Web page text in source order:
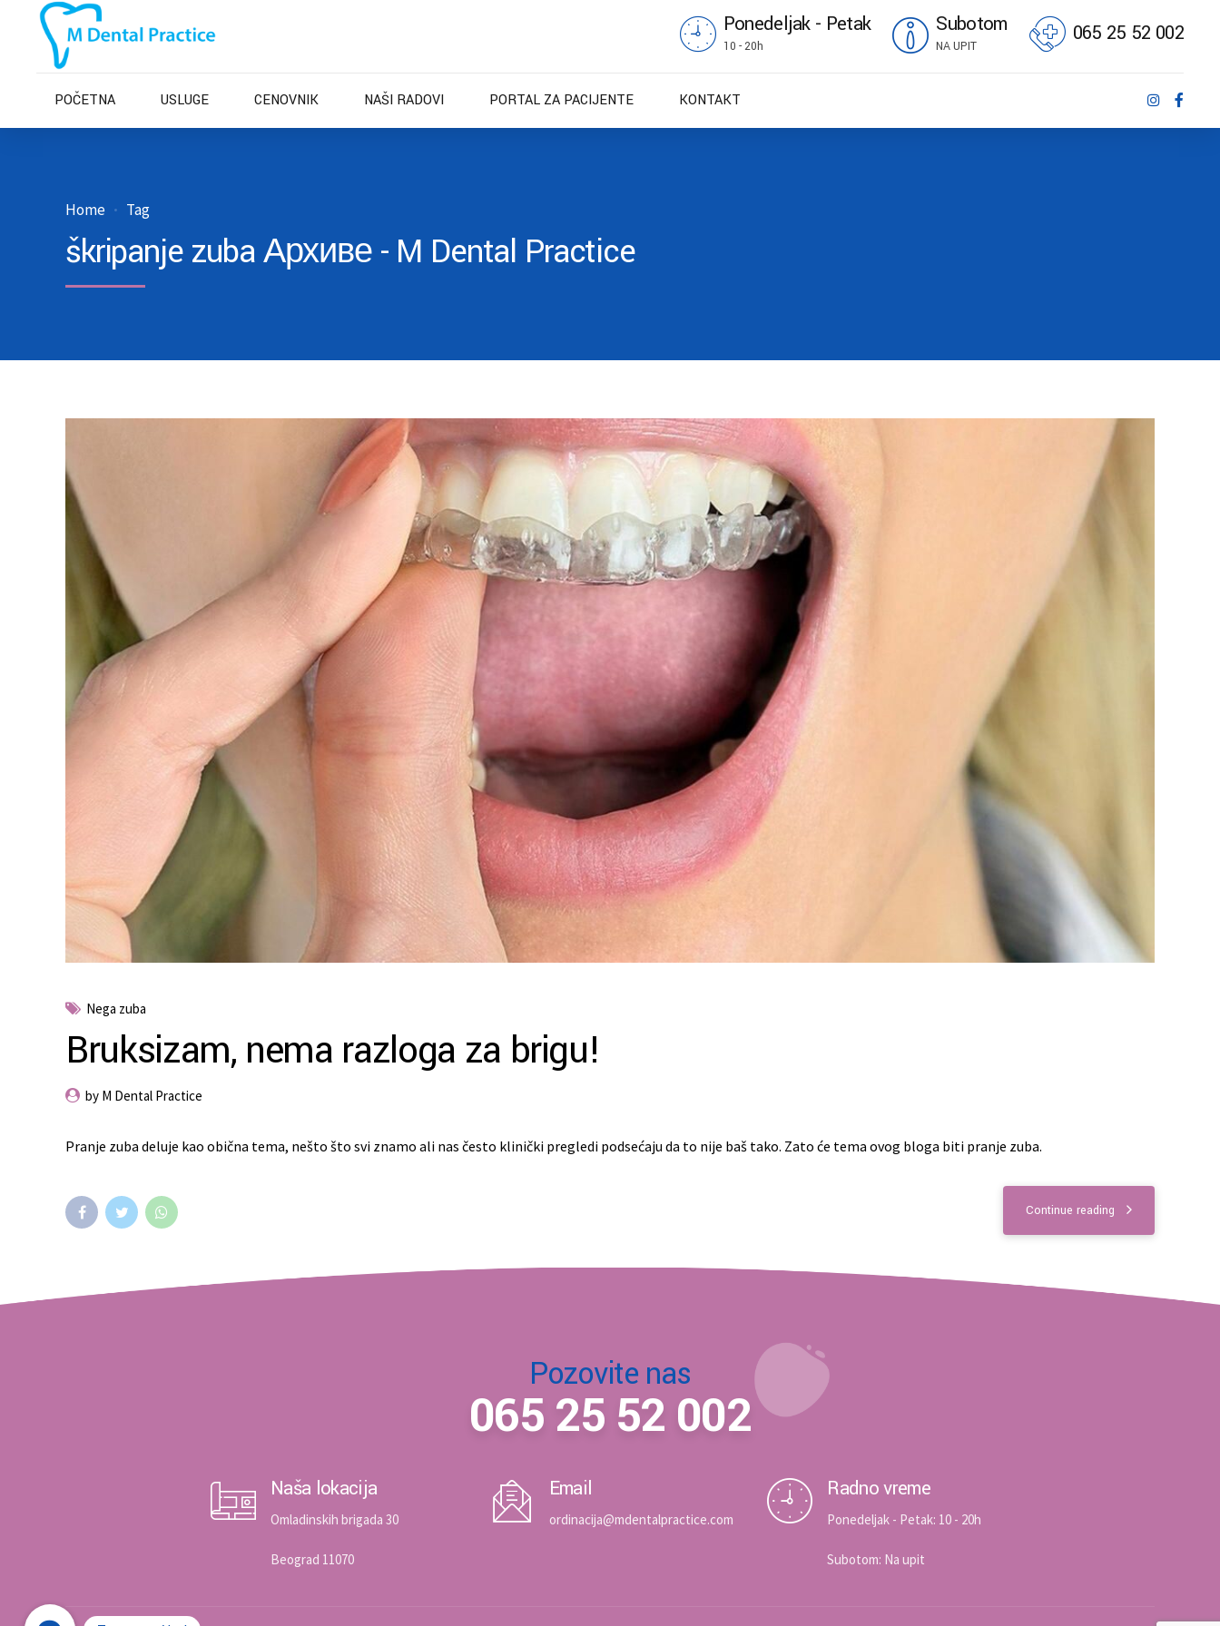
Ponedeljak - Petak
10 - 20h
Subotom
NA UPIT 065 25 52 002
POČETNA USLUGE CENOVNIK NAŠI RADOVI PORTAL ZA PACIJENTE KONTAKT
Home Tag
škripanje zuba Архиве - M Dental Practice
Nega zuba
Bruksizam, nema razloga za brigu!
by M Dental Practice
Pranje zuba deluje kao obična tema, nešto što svi znamo ali nas često klinički pregledi podsećaju da to nije baš tako. Zato će tema ovog bloga biti pranje zuba.
Continue reading
Pozovite nas
065 25 52 002
Naša lokacija
Omladinskih brigada 30
Beograd 11070
Email
ordinacija@mdentalpractice.com
Radno vreme
Ponedeljak - Petak: 10 - 20h
Subotom: Na upit